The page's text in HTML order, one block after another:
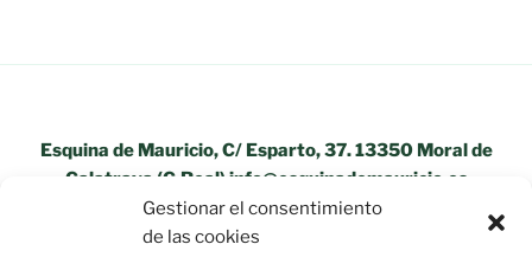
Gestionar el consentimiento
de las cookies
Esquina de Mauricio, C/ Esparto, 37. 13350 Moral de
Calatrava (C.Real) info@esquinademauricio.es
«Aviso Legal»